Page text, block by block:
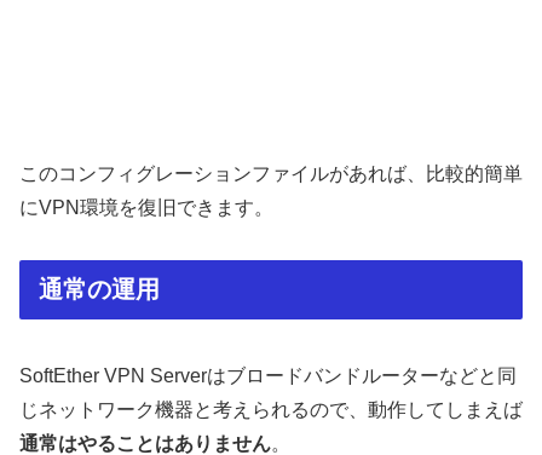
このコンフィグレーションファイルがあれば、比較的簡単
にVPN環境を復旧できます。
通常の運用
SoftEther VPN Serverはブロードバンドルーターなどと同
じネットワーク機器と考えられるので、動作してしまえば
通常はやることはありません。